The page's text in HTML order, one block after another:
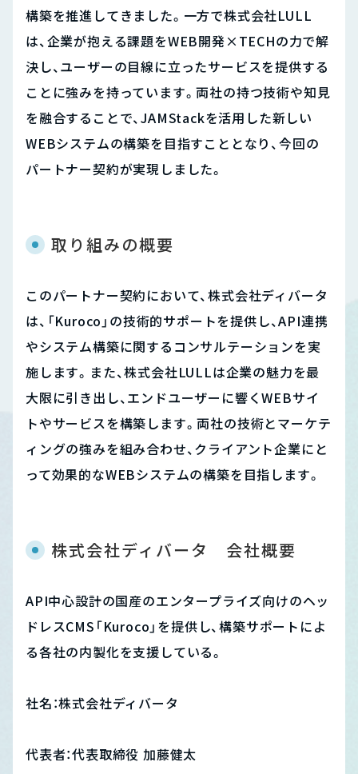
構築を推進してきました。一方で株式会社LULL
は、企業が抱える課題をWEB開発×TECHの力で解
決し、ユーザーの目線に立ったサービスを提供する
ことに強みを持っています。両社の持つ技術や知見
を融合することで、JAMStackを活用した新しい
WEBシステムの構築を目指すこととなり、今回の
パートナー契約が実現しました。
取り組みの概要
このパートナー契約において、株式会社ディバータ
は、「Kuroco」の技術的サポートを提供し、API連携
やシステム構築に関するコンサルテーションを実
施します。また、株式会社LULLは企業の魅力を最
大限に引き出し、エンドユーザーに響くWEBサイ
トやサービスを構築します。両社の技術とマーケテ
ィングの強みを組み合わせ、クライアント企業にと
って効果的なWEBシステムの構築を目指します。
株式会社ディバータ　会社概要
API中心設計の国産のエンタープライズ向けのヘッ
ドレスCMS「Kuroco」を提供し、構築サポートによ
る各社の内製化を支援している。
社名：株式会社ディバータ
代表者：代表取締役 加藤健太